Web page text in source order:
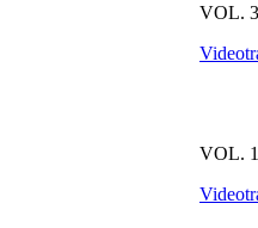
VOL.
VOL.